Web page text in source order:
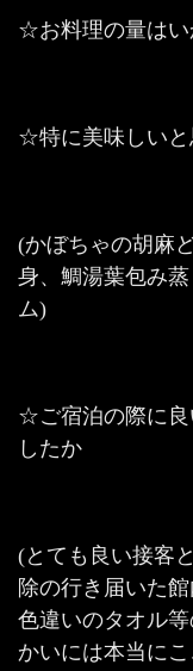
☆お料理の量は
☆特に美味しいと
(かぼちゃの胡麻
身、鯛湯葉包み
ム)
☆ご宿泊の際に良
したか
(とても良い接客
除の行き届いた
色違いのタオル
かいには本当に